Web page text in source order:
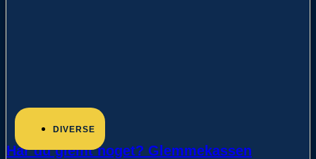
DIVERSE
Har du glemt noget? Glemmekassen